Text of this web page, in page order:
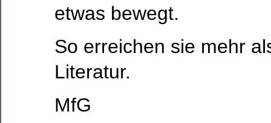
etwas bewegt.
So erreichen sie mehr
Literatur.
MfG